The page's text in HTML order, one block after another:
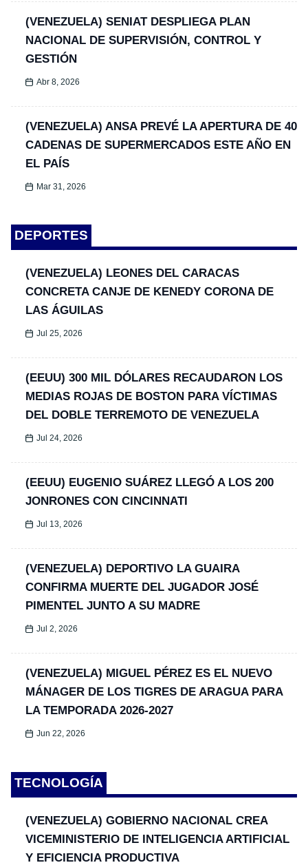
(VENEZUELA) SENIAT DESPLIEGA PLAN
NACIONAL DE SUPERVISIÓN, CONTROL Y
GESTIÓN
Abr 8, 2026
(VENEZUELA) ANSA PREVÉ LA APERTURA DE 40
CADENAS DE SUPERMERCADOS ESTE AÑO EN
EL PAÍS
Mar 31, 2026
DEPORTES
(VENEZUELA) LEONES DEL CARACAS
CONCRETA CANJE DE KENEDY CORONA DE
LAS ÁGUILAS
Jul 25, 2026
(EEUU) 300 MIL DÓLARES RECAUDARON LOS
MEDIAS ROJAS DE BOSTON PARA VÍCTIMAS
DEL DOBLE TERREMOTO DE VENEZUELA
Jul 24, 2026
(EEUU) EUGENIO SUÁREZ LLEGÓ A LOS 200
JONRONES CON CINCINNATI
Jul 13, 2026
(VENEZUELA) DEPORTIVO LA GUAIRA
CONFIRMA MUERTE DEL JUGADOR JOSÉ
PIMENTEL JUNTO A SU MADRE
Jul 2, 2026
(VENEZUELA) MIGUEL PÉREZ ES EL NUEVO
MÁNAGER DE LOS TIGRES DE ARAGUA PARA
LA TEMPORADA 2026-2027
Jun 22, 2026
TECNOLOGÍA
(VENEZUELA) GOBIERNO NACIONAL CREA
VICEMINISTERIO DE INTELIGENCIA ARTIFICIAL
Y EFICIENCIA PRODUCTIVA